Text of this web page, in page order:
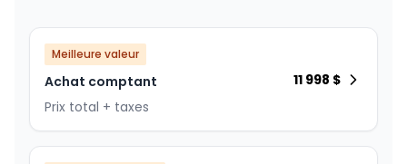
Meilleure valeur
Achat comptant
Prix total + taxes
11 998 $